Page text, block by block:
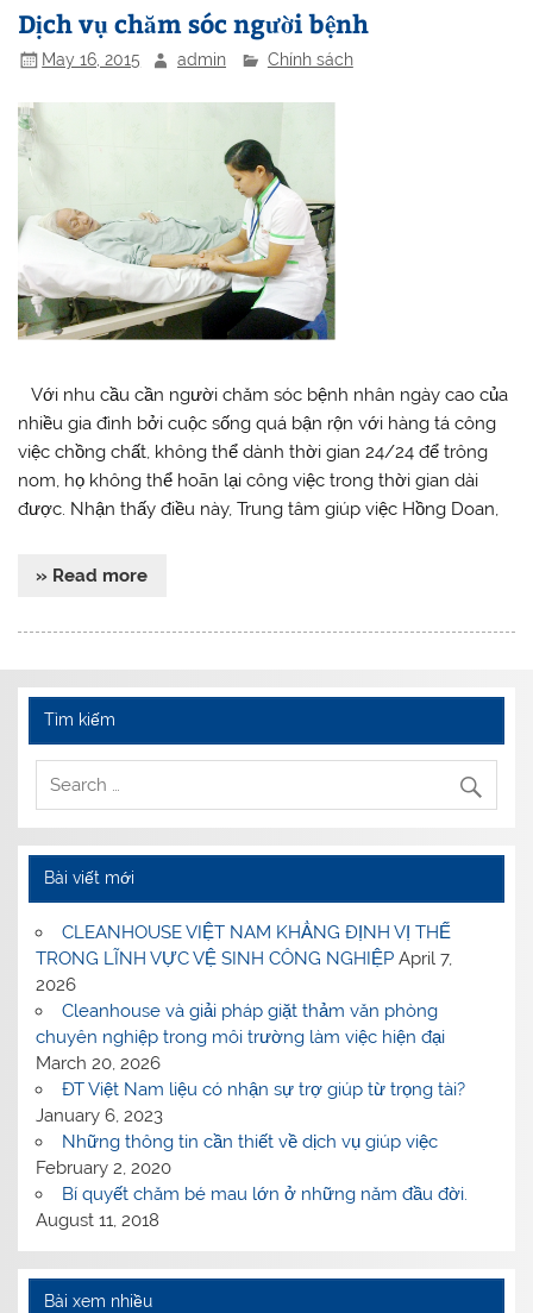
Dịch vụ chăm sóc người bệnh
May 16, 2015 admin Chính sách
Với nhu cầu cần người chăm sóc bệnh nhân ngày cao của
nhiều gia đình bởi cuộc sống quá bận rộn với hàng tá công
việc chồng chất, không thể dành thời gian 24/24 để trông
nom, họ không thể hoãn lại công việc trong thời gian dài
được. Nhận thấy điều này, Trung tâm giúp việc Hồng Doan,
» Read more
Tìm kiếm
Bài viết mới
CLEANHOUSE VIỆT NAM KHẲNG ĐỊNH VỊ THẾ
TRONG LĨNH VỰC VỆ SINH CÔNG NGHIỆP April 7,
2026
Cleanhouse và giải pháp giặt thảm văn phòng
chuyên nghiệp trong môi trường làm việc hiện đại
March 20, 2026
ĐT Việt Nam liệu có nhận sự trợ giúp từ trọng tài?
January 6, 2023
Những thông tin cần thiết về dịch vụ giúp việc
February 2, 2020
Bí quyết chăm bé mau lớn ở những năm đầu đời.
August 11, 2018
Bài xem nhiều